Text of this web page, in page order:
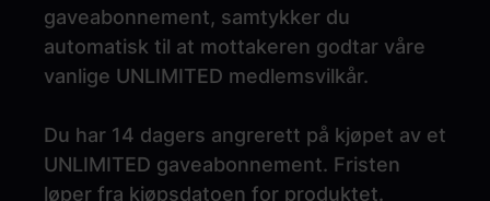
gaveabonnement, samtykker du
automatisk til at mottakeren godtar våre
vanlige UNLIMITED medlemsvilkår.
Du har 14 dagers angrerett på kjøpet av et
UNLIMITED gaveabonnement. Fristen
løper fra kjøpsdatoen for produktet.